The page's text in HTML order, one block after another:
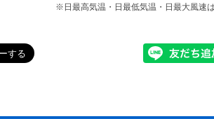
※日最高気温・日最低気温・日最大風速